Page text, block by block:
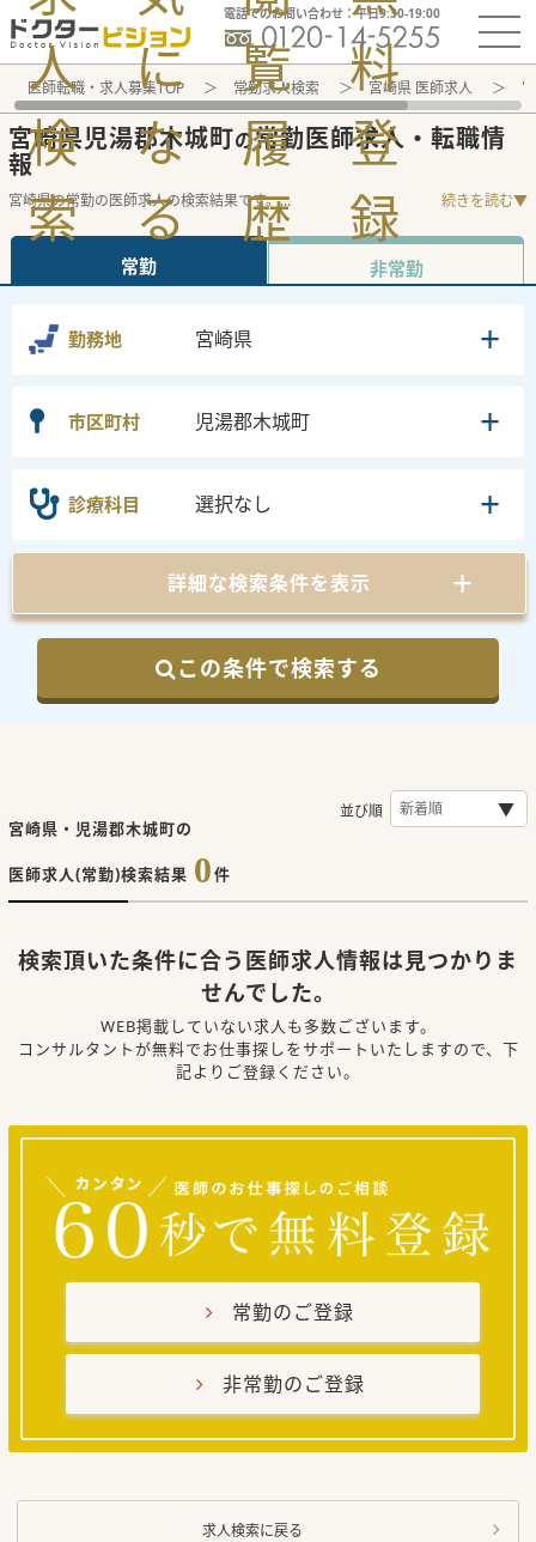
電話でのお問い合わせ：平日9:30-19:00
人
検
索
に
な
る
覧
履
歴
料
登
録
医師転職・求人募集TOP 常勤求人検索 宮崎県 医師求人
宮崎県児湯郡木城町の常勤医師求人・転職情
報
宮崎県の常勤の医師求人の検索結果です。... 続きを読む▼
常勤 非常勤
勤務地 宮崎県
市区町村 児湯郡木城町
診療科目 選択なし
詳細な検索条件を表示
この条件で検索する
宮崎県・児湯郡木城町の
医師求人(常勤)検索結果 0件
並び順
検索頂いた条件に合う医師求人情報は見つかりま
せんでした。
WEB掲載していない求人も多数ございます。
コンサルタントが無料でお仕事探しをサポートいたしますので、下
記よりご登録ください。
常勤のご登録
非常勤のご登録
求人検索に戻る